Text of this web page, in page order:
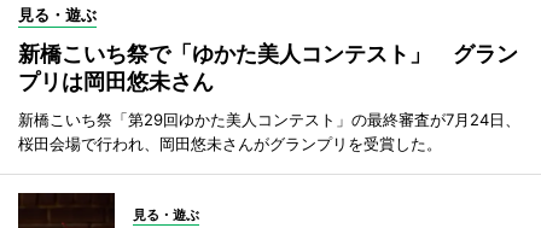
見る・遊ぶ
新橋こいち祭で「ゆかた美人コンテスト」 グラン
プリは岡田悠未さん
新橋こいち祭「第29回ゆかた美人コンテスト」の最終審査が7月24日、
桜田会場で行われ、岡田悠未さんがグランプリを受賞した。
見る・遊ぶ